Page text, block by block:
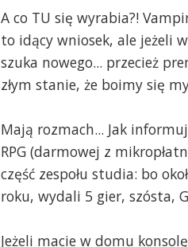
A co TU się wyrabia?!
to idący wniosek, ale jeżeli
szuka nowego... przecież
złym stanie, że boimy się
Mają rozmach... Jak
RPG (darmowej z
część zespołu studia: bo
roku, wydali 5 gier, szósta,
Jeżeli macie w domu